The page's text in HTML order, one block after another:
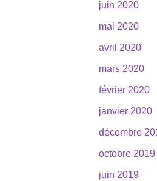
juin 2020
mai 2020
avril 2020
mars 2020
février 2020
janvier 2020
décembre
octobre 2019
juin 2019